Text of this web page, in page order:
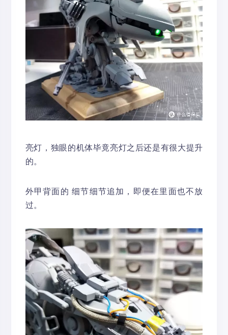
亮灯，独眼的机体毕竟亮灯之后还是有很大提升
的。
外甲背面的 细节细节追加，即便在里面也不放
过。